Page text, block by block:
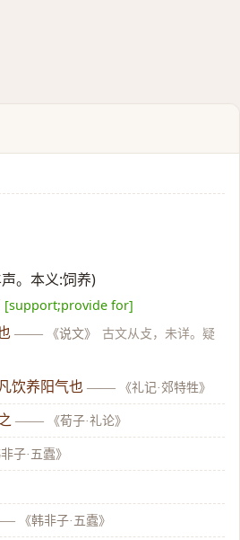
。本义:饲养)
[support;provide for]
—— 《说文》
古文从攴，未详。疑
饮养阳气也 —— 《礼记·郊特牲》
—— 《荀子·礼论》
非子·五蠹》
《韩非子·五蠹》